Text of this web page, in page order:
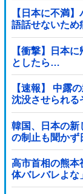
【日本に不満
語話せないため
【衝撃】日本
としたら…
【速報】 中露
沈没させられる
韓国、日本の新
の制止も聞かず
高市首相の熊本
体バレバレよ